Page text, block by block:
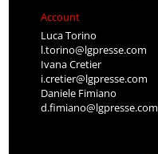
Account
Luca Torino
l.torino@lgpresse.com
Ivana Cretier
i.cretier@lgpresse.com
Daniele Fimiano
d.fimiano@lgpresse.com